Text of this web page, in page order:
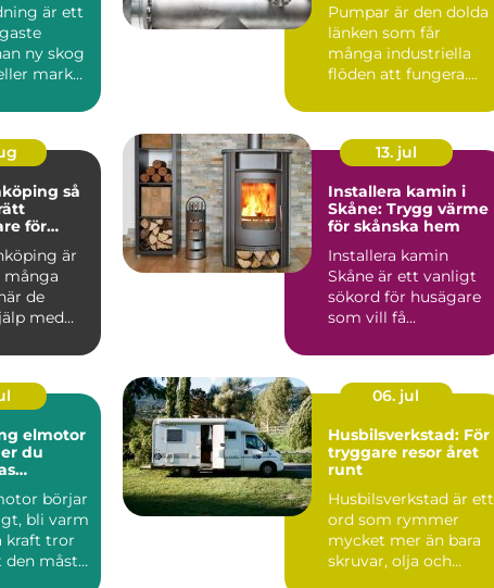
är ett
ny skog
mark
Pumpar är den dolda
länken som får
många industriella
flöden att fungera....
så
för
är
de
med
13. jul
Installera kamin i
Skåne: Trygg värme
för skånska hem
Installera kamin
Skåne är ett vanligt
sökord för husägare
som vill få...
elmotor
du
börjar
bli varm
kraft tror
den måste
06. jul
Husbilsverkstad: För
tryggare resor året
runt
Husbilsverkstad är ett
ord som rymmer
mycket mer än bara
skruvar, olja och